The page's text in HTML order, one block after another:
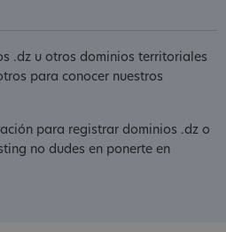
.dz u otros dominios territoriales
para conocer nuestros
para registrar dominios .dz o
no dudes en ponerte en